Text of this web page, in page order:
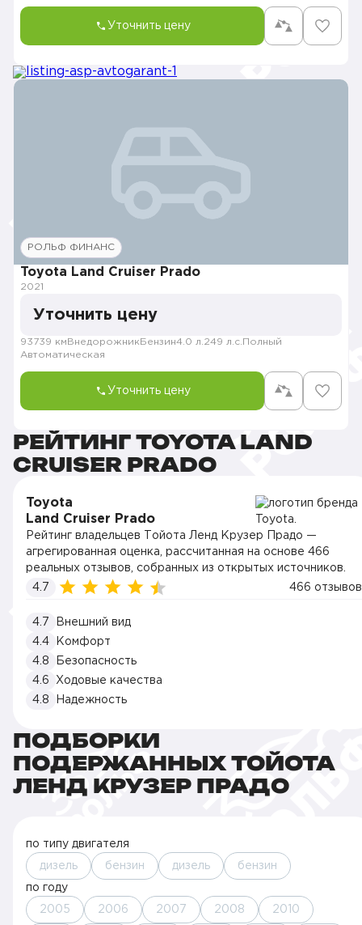
Уточнить цену
РОЛЬФ ФИНАНС
Toyota Land Cruiser Prado
2021
Уточнить цену
93739 км Внедорожник Бензин4.0 л. 249 л.с. Полный
Автоматическая
Уточнить цену
РЕЙТИНГ TOYOTA LAND
CRUISER PRADO
Toyota
Land Cruiser Prado
Рейтинг владельцев Тойота Ленд Крузер Прадо —
агрегированная оценка, рассчитанная на основе 466
реальных отзывов, собранных из открытых источников.
4.7
466 отзывов
4.7
Внешний вид
4.4
Комфорт
4.8
Безопасность
4.6
Ходовые качества
4.8
Надежность
ПОДБОРКИ
ПОДЕРЖАННЫХ ТОЙОТА
ЛЕНД КРУЗЕР ПРАДО
по типу двигателя
дизель бензин дизель бензин
по году
2005 2006 2007 2008 2010